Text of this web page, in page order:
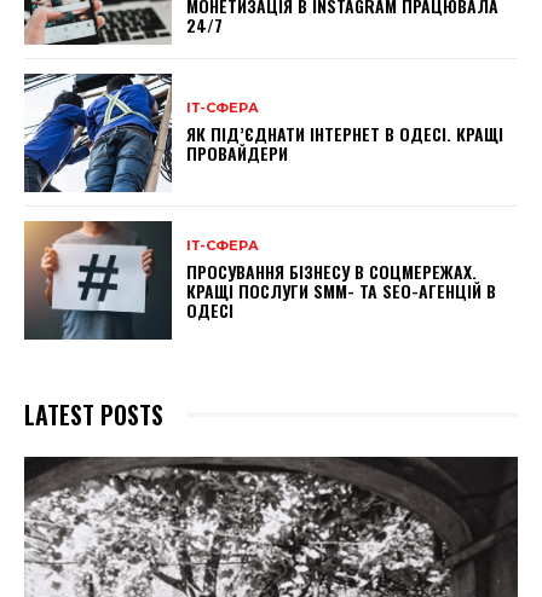
МОНЕТИЗАЦІЯ В INSTAGRAM ПРАЦЮВАЛА
24/7
ІТ-СФЕРА
ЯК ПІД’ЄДНАТИ ІНТЕРНЕТ В ОДЕСІ. КРАЩІ
ПРОВАЙДЕРИ
ІТ-СФЕРА
ПРОСУВАННЯ БІЗНЕСУ В СОЦМЕРЕЖАХ.
КРАЩІ ПОСЛУГИ SMM- ТА SEO-АГЕНЦІЙ В
ОДЕСІ
LATEST POSTS